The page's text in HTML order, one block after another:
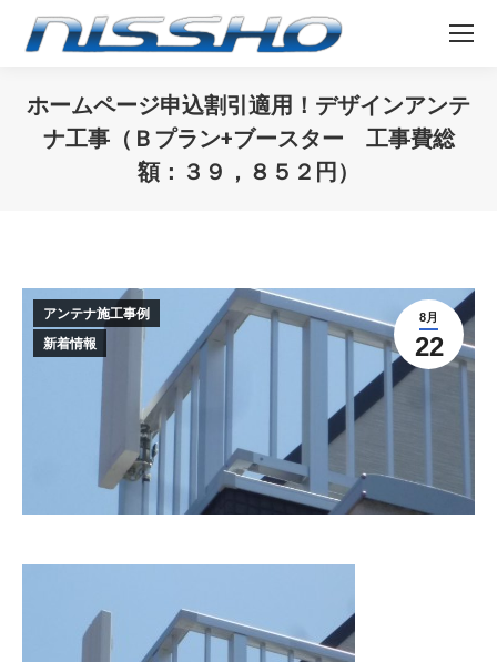
ホームページ申込割引適用！デザインアンテ
ナ工事（Ｂプラン+ブースター 工事費総
額：３９，８５２円）
8月
22
アンテナ施工事例
新着情報